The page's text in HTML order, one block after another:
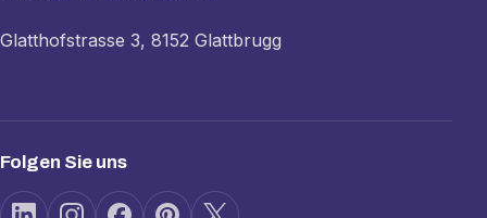
Glatthofstrasse 3, 8152 Glattbrugg
Folgen Sie uns